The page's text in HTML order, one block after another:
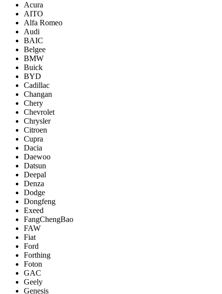
Acura
AITO
Alfa Romeo
Audi
BAIC
Belgee
BMW
Buick
BYD
Cadillac
Changan
Chery
Chevrolet
Chrysler
Citroen
Cupra
Dacia
Daewoo
Datsun
Deepal
Denza
Dodge
Dongfeng
Exeed
FangChengBao
FAW
Fiat
Ford
Forthing
Foton
GAC
Geely
Genesis